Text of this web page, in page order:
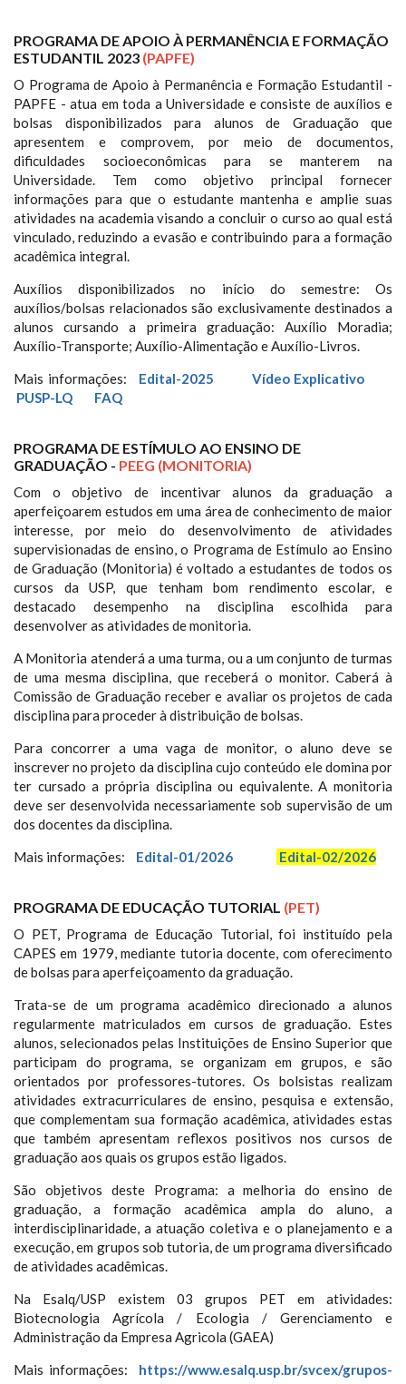
PROGRAMA DE APOIO À PERMANÊNCIA E FORMAÇÃO
ESTUDANTIL 2023 (PAPFE)
O Programa de Apoio à Permanência e Formação Estudantil -
PAPFE - atua em toda a Universidade e consiste de auxílios e
bolsas disponibilizados para alunos de Graduação que
apresentem e comprovem, por meio de documentos,
dificuldades socioeconômicas para se manterem na
Universidade. Tem como objetivo principal fornecer
informações para que o estudante mantenha e amplie suas
atividades na academia visando a concluir o curso ao qual está
vinculado, reduzindo a evasão e contribuindo para a formação
acadêmica integral.
Auxílios disponibilizados no início do semestre: Os
auxílios/bolsas relacionados são exclusivamente destinados a
alunos cursando a primeira graduação: Auxílio Moradia;
Auxílio-Transporte; Auxílio-Alimentação e Auxílio-Livros.
Mais informações: Edital-2025
Vídeo Explicativo
PUSP-LQ
FAQ
PROGRAMA DE ESTÍMULO AO ENSINO DE
GRADUAÇÃO - PEEG (MONITORIA)
Com o objetivo de incentivar alunos da graduação a
aperfeiçoarem estudos em uma área de conhecimento de maior
interesse, por meio do desenvolvimento de atividades
supervisionadas de ensino, o Programa de Estímulo ao Ensino
de Graduação (Monitoria) é voltado a estudantes de todos os
cursos da USP, que tenham bom rendimento escolar, e
destacado desempenho na disciplina escolhida para
desenvolver as atividades de monitoria.
A Monitoria atenderá a uma turma, ou a um conjunto de turmas
de uma mesma disciplina, que receberá o monitor. Caberá à
Comissão de Graduação receber e avaliar os projetos de cada
disciplina para proceder à distribuição de bolsas.
Para concorrer a uma vaga de monitor, o aluno deve se
inscrever no projeto da disciplina cujo conteúdo ele domina por
ter cursado a própria disciplina ou equivalente. A monitoria
deve ser desenvolvida necessariamente sob supervisão de um
dos docentes da disciplina.
Mais informações: Edital-01/2026 Edital-02/2026
PROGRAMA DE EDUCAÇÃO TUTORIAL (PET)
O PET, Programa de Educação Tutorial, foi instituído pela
CAPES em 1979, mediante tutoria docente, com oferecimento
de bolsas para aperfeiçoamento da graduação.
Trata-se de um programa acadêmico direcionado a alunos
regularmente matriculados em cursos de graduação. Estes
alunos, selecionados pelas Instituições de Ensino Superior que
participam do programa, se organizam em grupos, e são
orientados por professores-tutores. Os bolsistas realizam
atividades extracurriculares de ensino, pesquisa e extensão,
que complementam sua formação acadêmica, atividades estas
que também apresentam reflexos positivos nos cursos de
graduação aos quais os grupos estão ligados.
São objetivos deste Programa: a melhoria do ensino de
graduação, a formação acadêmica ampla do aluno, a
interdisciplinaridade, a atuação coletiva e o planejamento e a
execução, em grupos sob tutoria, de um programa diversificado
de atividades acadêmicas.
Na Esalq/USP existem 03 grupos PET em atividades:
Biotecnologia Agrícola / Ecologia / Gerenciamento e
Administração da Empresa Agricola (GAEA)
Mais informações: https://www.esalq.usp.br/svcex/grupos-